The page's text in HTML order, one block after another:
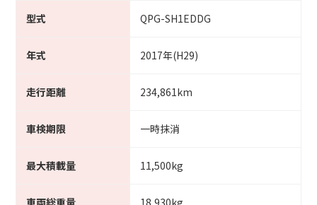
型式 QPG-SH1EDDG
年式 2017年(H29)
走行距離 234,861km
車検期限 一時抹消
最大積載量 11,500kg